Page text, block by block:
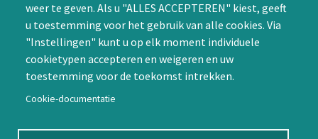
weer te geven. Als u "ALLES ACCEPTEREN" kiest, geeft
u toestemming voor het gebruik van alle cookies. Via
"Instellingen" kunt u op elk moment individuele
cookietypen accepteren en weigeren en uw
toestemming voor de toekomst intrekken.
Cookie-documentatie
Contact
Nienoord 5, 1112 XE Diemen
info@ntvp.nl